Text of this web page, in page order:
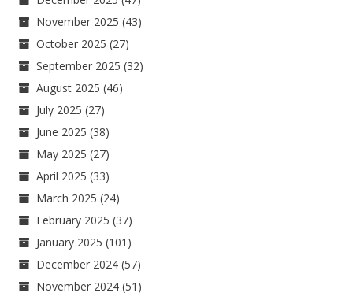
November 2025 (43)
October 2025 (27)
September 2025 (32)
August 2025 (46)
July 2025 (27)
June 2025 (38)
May 2025 (27)
April 2025 (33)
March 2025 (24)
February 2025 (37)
January 2025 (101)
December 2024 (57)
November 2024 (51)